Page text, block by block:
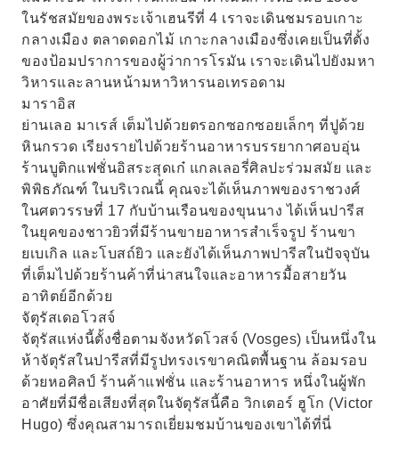
ในรัชสมัยของพระเจ้าเฮนรีที่ 4 เราจะเดินชมรอบเกาะ
กลางเมือง ตลาดดอกไม้ เกาะกลางเมืองซึ่งเคยเป็นที่ตั้ง
ของป้อมปราการของผู้ว่าการโรมัน เราจะเดินไปยังมหา
วิหารและลานหน้ามหาวิหารนอเทรอดาม
มาราอิส
ย่านเลอ มาเรส์ เต็มไปด้วยตรอกซอกซอยเล็กๆ ที่ปูด้วย
หินกรวด เรียงรายไปด้วยร้านอาหารบรรยากาศอบอุ่น
ร้านบูติกแฟชั่นอิสระสุดเก๋ แกลเลอรี่ศิลปะร่วมสมัย และ
พิพิธภัณฑ์ ในบริเวณนี้ คุณจะได้เห็นภาพของราชวงศ์
ในศตวรรษที่ 17 กับบ้านเรือนของขุนนาง ได้เห็นปารีส
ในยุคของชาวยิวที่มีร้านขายอาหารสำเร็จรูป ร้านขา
ยเบเกิล และโบสถ์ยิว และยังได้เห็นภาพปารีสในปัจจุบัน
ที่เต็มไปด้วยร้านค้าที่น่าสนใจและอาหารมื้อสายวัน
อาทิตย์อีกด้วย
จัตุรัสเดอโวสจ์
จัตุรัสแห่งนี้ตั้งชื่อตามจังหวัดโวสจ์ (Vosges) เป็นหนึ่งใน
ห้าจัตุรัสในปารีสที่มีรูปทรงเรขาคณิตพื้นฐาน ล้อมรอบ
ด้วยหอศิลป์ ร้านค้าแฟชั่น และร้านอาหาร หนึ่งในผู้พัก
อาศัยที่มีชื่อเสียงที่สุดในจัตุรัสนี้คือ วิกเตอร์ ฮูโก (Victor
Hugo) ซึ่งคุณสามารถเยี่ยมชมบ้านของเขาได้ที่นี่